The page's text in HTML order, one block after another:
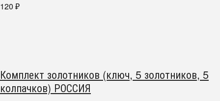
120 ₽
Комплект золотников (ключ, 5 золотников, 5
колпачков) РОССИЯ